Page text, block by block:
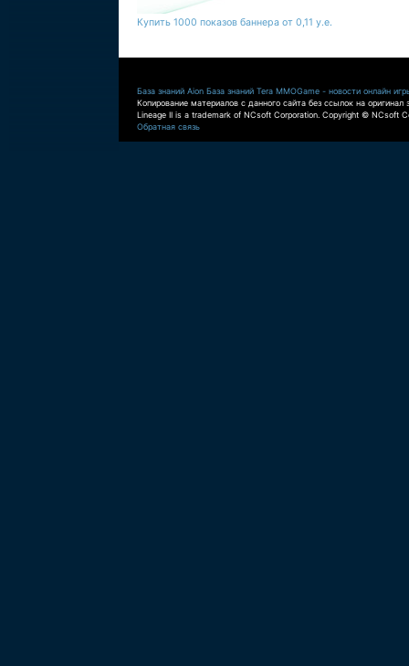
Купить 1000 показов баннера от 0,11 у.е.
База знаний Aion База знаний Tera MMOGame - новости онлайн
Копирование материалов с данного сайта без ссылок на оригинал
Lineage II is a trademark of NCsoft Corporation. Copyright © NCsoft
Обратная связь